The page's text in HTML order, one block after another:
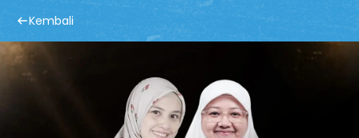
Kembali